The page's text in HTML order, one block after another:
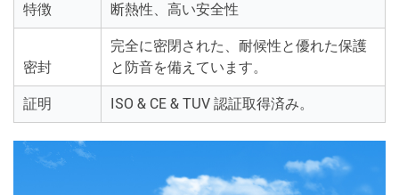
特徴 断熱性、高い安全性
密封
完全に密閉された、耐候性と優れた保護
と防音を備えています。
証明 ISO & CE & TUV 認証取得済み。